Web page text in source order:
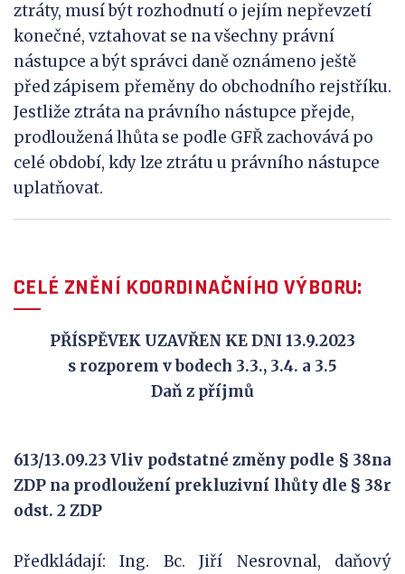
ztráty, musí být rozhodnutí o jejím nepřevzetí
konečné, vztahovat se na všechny právní
nástupce a být správci daně oznámeno ještě
před zápisem přeměny do obchodního rejstříku.
Jestliže ztráta na právního nástupce přejde,
prodloužená lhůta se podle GFŘ zachovává po
celé období, kdy lze ztrátu u právního nástupce
uplatňovat.
CELÉ ZNĚNÍ KOORDINAČNÍHO VÝBORU:
PŘÍSPĚVEK UZAVŘEN KE DNI 13.9.2023
s rozporem v bodech 3.3., 3.4. a 3.5
Daň z příjmů
613/13.09.23 Vliv podstatné změny podle § 38na
ZDP na prodloužení prekluzivní lhůty dle § 38r
odst. 2 ZDP
Předkládají: Ing. Bc. Jiří Nesrovnal, daňový